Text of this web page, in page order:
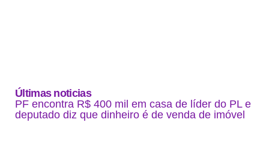
Últimas noticias
PF encontra R$ 400 mil em casa de líder do PL e
deputado diz que dinheiro é de venda de imóvel